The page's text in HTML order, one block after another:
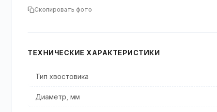
Скопировать фото
ТЕХНИЧЕСКИЕ ХАРАКТЕРИСТИКИ
Тип хвостовика
Диаметр, мм